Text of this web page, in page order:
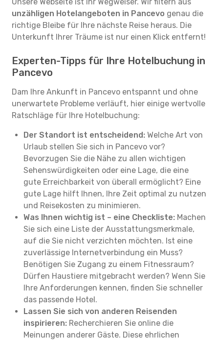
unzähligen Hotelangeboten in Pancevo genau die
richtige Bleibe für Ihre nächste Reise heraus. Die
Unterkunft Ihrer Träume ist nur einen Klick entfernt!
Experten-Tipps für Ihre Hotelbuchung in
Pancevo
Dam Ihre Ankunft in Pancevo entspannt und ohne
unerwartete Probleme verläuft, hier einige wertvolle
Ratschläge für Ihre Hotelbuchung:
Der Standort ist entscheidend: Welche Art von
Urlaub stellen Sie sich in Pancevo vor?
Bevorzugen Sie die Nähe zu allen wichtigen
Sehenswürdigkeiten oder eine Lage, die eine
gute Erreichbarkeit von überall ermöglicht? Eine
gute Lage hilft Ihnen, Ihre Zeit optimal zu nutzen
und Reisekosten zu minimieren.
Was Ihnen wichtig ist – eine Checkliste: Machen
Sie sich eine Liste der Ausstattungsmerkmale,
auf die Sie nicht verzichten möchten. Ist eine
zuverlässige Internetverbindung ein Muss?
Benötigen Sie Zugang zu einem Fitnessraum?
Dürfen Haustiere mitgebracht werden? Wenn Sie
Ihre Anforderungen kennen, finden Sie schneller
das passende Hotel.
Lassen Sie sich von anderen Reisenden
inspirieren: Recherchieren Sie online die
Meinungen anderer Gäste. Diese ehrlichen